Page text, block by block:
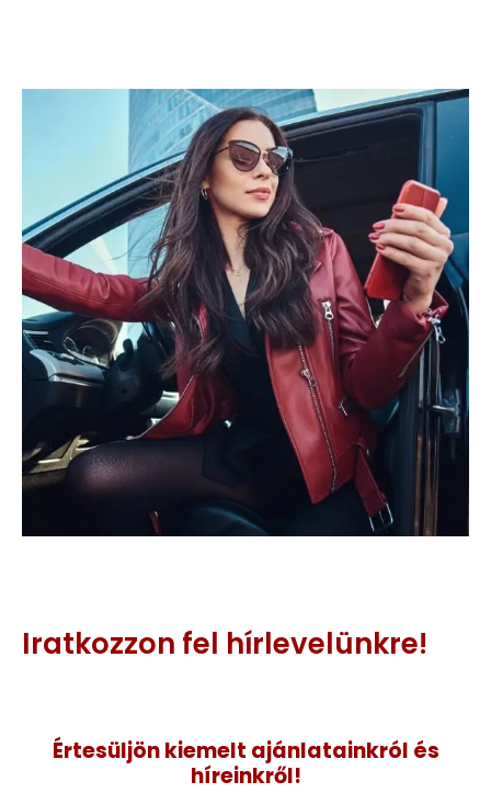
Iratkozzon fel hírlevelünkre!
Értesüljön kiemelt ajánlatainkról és
híreinkről!